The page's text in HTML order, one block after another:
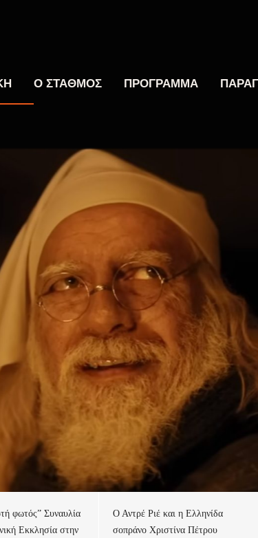
Ο ΣΤΑΘΜΟΣ ΠΡΟΓΡΑΜΜΑ
φωτός” Συναυλία
Εκκλησία στην
Ο Αντρέ Ριέ και η Ελληνίδα
σοπράνο Χριστίνα Πέτρου